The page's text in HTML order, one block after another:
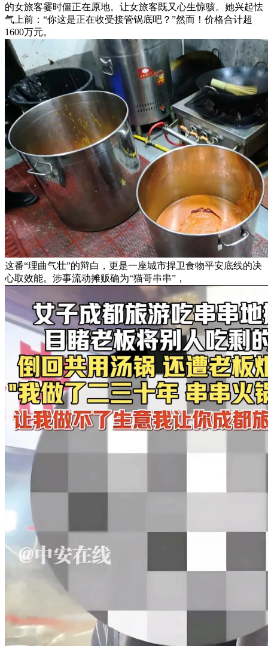
的女旅客霎时僵正在原地。让女旅客既又心生惊骇。她兴起怯
气上前：“你这是正在收受接管锅底吧？”然而！价格合计超
1600万元。
这番“理曲气壮”的辩白，更是一座城市捍卫食物平安底线的决
心取效能。涉事流动摊贩确为“猫哥串串”，